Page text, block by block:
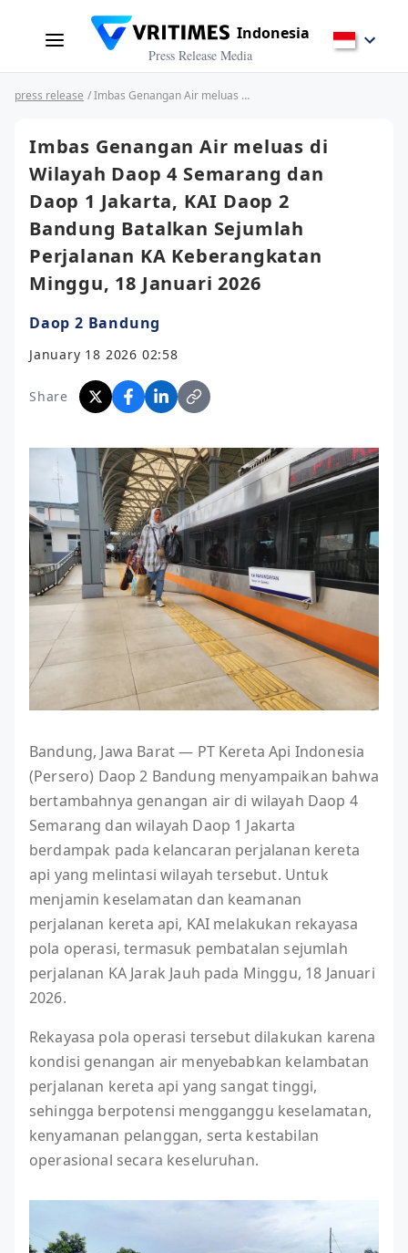
Indonesia
Press Release Media
press release / Imbas Genangan Air meluas di Wilayah Daop 4 Semarang dan Daop 1 Jakarta, KAI Daop 2 Bandung Batalkan Sejumlah Perjalanan KA Keberangkatan Minggu, 18 Januari 2026
Imbas Genangan Air meluas di
Wilayah Daop 4 Semarang dan
Daop 1 Jakarta, KAI Daop 2
Bandung Batalkan Sejumlah
Perjalanan KA Keberangkatan
Minggu, 18 Januari 2026
Daop 2 Bandung
January 18 2026 02:58
Share
Bandung, Jawa Barat — PT Kereta Api Indonesia
(Persero) Daop 2 Bandung menyampaikan bahwa
bertambahnya genangan air di wilayah Daop 4
Semarang dan wilayah Daop 1 Jakarta
berdampak pada kelancaran perjalanan kereta
api yang melintasi wilayah tersebut. Untuk
menjamin keselamatan dan keamanan
perjalanan kereta api, KAI melakukan rekayasa
pola operasi, termasuk pembatalan sejumlah
perjalanan KA Jarak Jauh pada Minggu, 18 Januari
2026.
Rekayasa pola operasi tersebut dilakukan karena
kondisi genangan air menyebabkan kelambatan
perjalanan kereta api yang sangat tinggi,
sehingga berpotensi mengganggu keselamatan,
kenyamanan pelanggan, serta kestabilan
operasional secara keseluruhan.